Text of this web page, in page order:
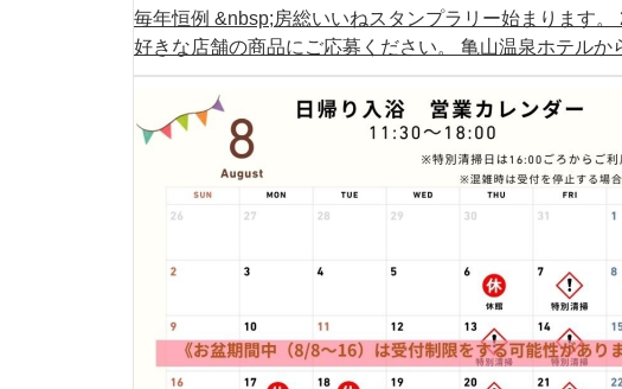
毎年恒例 &nbsp;房総いいねスタンプラリー始まります
好きな店舗の商品にご応募ください。 亀山温泉ホテル